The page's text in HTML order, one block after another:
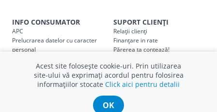
SER08410
Taxa transportChișinau , pentru
(comanda online, comanda
SER08411
Taxa transportsuburbiipentru
* Toate prețurile includ TVA
INFO CONSUMATOR
APC
Prelucrarea datelor cu caracter
personal
Certificat Cadou
SUPORT CLIENȚI
Relații clienți
Finanțare in rate
Părerea ta contează!
Intrebări frecvente
Service
Service ECOSOFT
Contact
Acest site folosește cookie-uri. Prin utilizarea
site-ului vă exprimați acordul pentru folosirea
informațiilor stocate Click aici pentru detalii
OK